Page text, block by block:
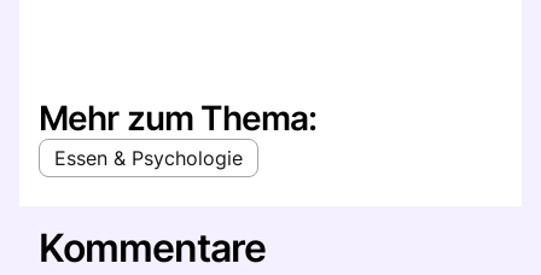
Mehr zum Thema:
Essen & Psychologie
Kommentare